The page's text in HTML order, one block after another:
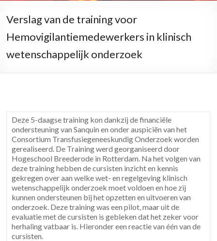
Verslag van de training voor
Hemovigilantiemedewerkers in klinisch
wetenschappelijk onderzoek
Deze 5-daagse training kon dankzij de financiële
ondersteuning van Sanquin en onder auspiciën van het
Consortium Transfusiegeneeskundig Onderzoek worden
gerealiseerd. De Training werd georganiseerd door
Hogeschool Breederode in Rotterdam. Na het volgen van
deze training hebben de cursisten inzicht en kennis
gekregen over aan welke wet- en regelgeving klinisch
wetenschappelijk onderzoek moet voldoen en hoe zij
kunnen ondersteunen bij het opzetten en uitvoeren van
onderzoek. Deze training was een pilot, maar uit de
evaluatie met de cursisten is gebleken dat het zeker voor
herhaling vatbaar is. Hieronder een reactie van één van de
cursisten.